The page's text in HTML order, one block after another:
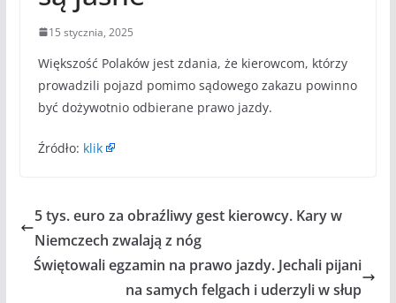
15 stycznia, 2025
Większość Polaków jest zdania, że kierowcom, którzy
prowadzili pojazd pomimo sądowego zakazu powinno
być dożywotnio odbierane prawo jazdy.
Źródło: klik
5 tys. euro za obraźliwy gest kierowcy. Kary w
Niemczech zwalają z nóg
Świętowali egzamin na prawo jazdy. Jechali pijani
na samych felgach i uderzyli w słup